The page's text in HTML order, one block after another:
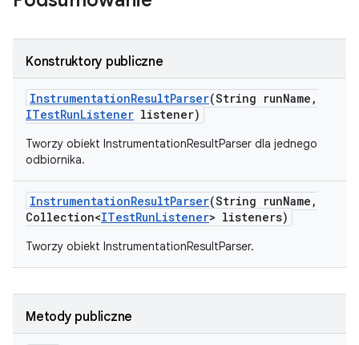
Konstruktory publiczne
InstrumentationResultParser(String runName ,
ITestRunListener listener)
Tworzy obiekt InstrumentationResultParser dla jednego
odbiornika.
InstrumentationResultParser(String runName ,
Collection<ITestRunListener> listeners)
Tworzy obiekt InstrumentationResultParser.
Metody publiczne